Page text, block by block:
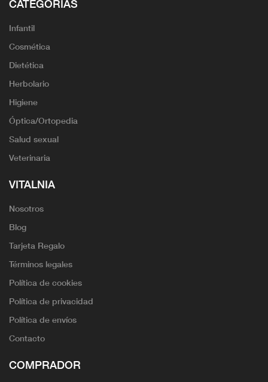
CATEGORÍAS
Infantil
Cosmética
Dietética
Herbolario
Higiene
Óptica/Ortopedia
Salud sexual
Veterinaria
VITALNIA
Nosotros
Blog
Tarjeta Regalo
Términos legales
Política de cookies
Política de privacidad
Política de envíos
Contacto
COMPRADOR